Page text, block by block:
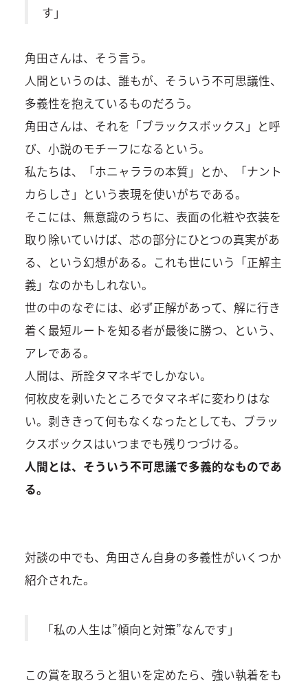
す」
角田さんは、そう言う。
人間というのは、誰もが、そういう不可思議性、
多義性を抱えているものだろう。
角田さんは、それを「ブラックスボックス」と呼
び、小説のモチーフになるという。
私たちは、「ホニャララの本質」とか、「ナント
カらしさ」という表現を使いがちである。
そこには、無意識のうちに、表面の化粧や衣装を
取り除いていけば、芯の部分にひとつの真実があ
る、という幻想がある。これも世にいう「正解主
義」なのかもしれない。
世の中のなぞには、必ず正解があって、解に行き
着く最短ルートを知る者が最後に勝つ、という、
アレである。
人間は、所詮タマネギでしかない。
何枚皮を剥いたところでタマネギに変わりはな
い。剥ききって何もなくなったとしても、ブラッ
クスボックスはいつまでも残りつづける。
人間とは、そういう不可思議で多義的なものであ
る。
対談の中でも、角田さん自身の多義性がいくつか
紹介された。
「私の人生は”傾向と対策”なんです」
この賞を取ろうと狙いを定めたら、強い執着をも